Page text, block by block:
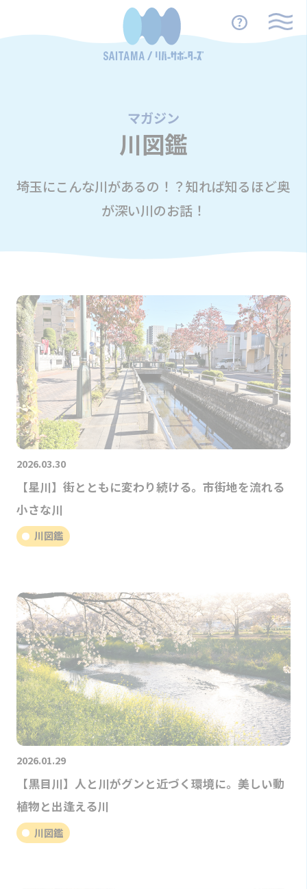
マガジン
/
川図鑑
埼玉にこんな川があるの！？知れば知るほど奥
が深い川のお話！
2026.03.30
【星川】街とともに変わり続ける。市街地を流れる
小さな川
川図鑑
2026.01.29
【黒目川】人と川がグンと近づく環境に。美しい動
植物と出逢える川
川図鑑